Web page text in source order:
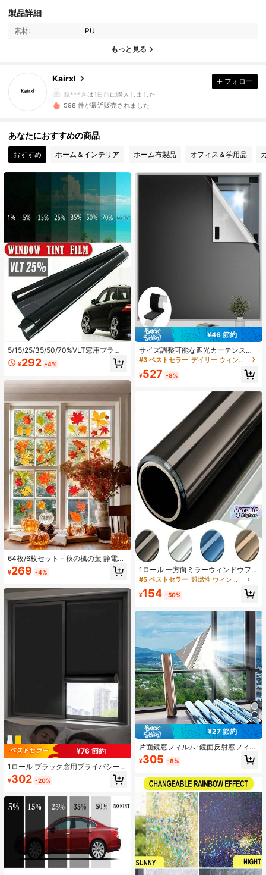
製品詳細
素材: PU
もっと見る
Kairxl
65 フォロワー
65 フォロワー
4.86
65 フォロワー
親***さ は1日前に購入しました
4.86 65 フォロワー
4.86 65 フォロワー
4.86 65 フォロワー
4.86 65 フォロワー
4.86 65 フォロワー
4.86 65 フォロワー
フォロー
598 件が最近販売されました
あなたにおすすめの商品
おすすめ ホーム＆インテリア ホーム布製品 オフィス＆学用品
5/15/25/35/50/70%VLT窓用プライ
バシーフィルム ビニール 自己粘着
車のガラスステッカー 日光 UV遮蔽
ール ホーム・カーデコレーション
¥292 -4%
64枚/6枚セット - 秋の楓の葉 静電気
式ウィンドウステッカー、感謝祭 秋
の静電気ステッカー、ホーム秋の装
電気式ウィンドウステッカー、秋の
葉、花、かぼちゃのパターン、屋
外、室内、オフィス装飾に適してい
¥269 -4%
¥76 節約
1ロール ブラック窓用プライバシー
フィルム、覗き見防止プライバシー
ウィンドウフィルム、UVカット遮光
フィルムに適しています
¥302 -20%
¥46 節約
サイズ調整可能な遮光カーテンスト
リップ、フックアンドループファス
し、優れた遮光性、断熱性、UV保護
#3 ベストセラー デイリー ウィンドウステッカーとフィルム
¥527 -8%
1ロール 一方向ミラーウィンドウフ
ィルム シルバー反射 自己接着式 日
護 ガラスフィルム
#5 ベストセラー 難燃性 ウィンドウフィルム
¥154 -50%
¥27 節約
片面鏡窓フィルム: 鏡面反射窓フィル
ム、プライバシー、断熱、UV保護、
反射防止、安全窓フィルム、日光遮
しています (シルバー-シルバー)
¥305 -8%